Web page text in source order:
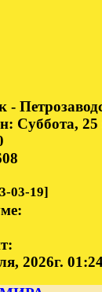
-
: Суббота, 25
03-19]
2026г.